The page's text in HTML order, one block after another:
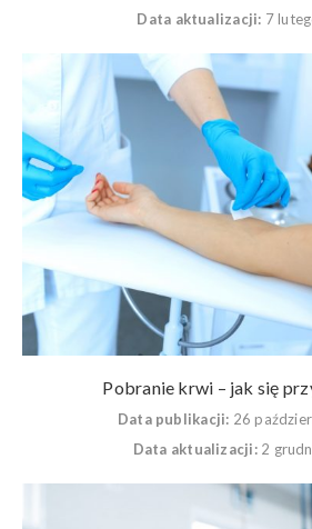
Data aktualizacji: 7
Pobranie krwi – jak się
Data publikacji: 26
Data aktualizacji: 2